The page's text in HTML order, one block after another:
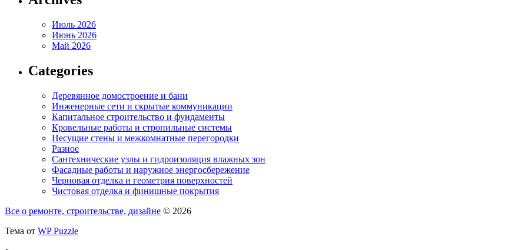
Июль 2026
Июнь 2026
Май 2026
Categories
Деревянное домостроение и бани
Инженерные сети и скрытые коммуникации
Капитальное строительство и фундаменты
Кровельные работы и стропильные системы
Несущие стены и межкомнатные перегородки
Разное
Сантехнические узлы и гидроизоляция влажных зон
Фасадные работы и наружное энергосбережение
Черновая отделка и геометрия поверхностей
Чистовая отделка и финишные покрытия
Все о ремонте, строительстве, дизайне © 2026
Тема от WP Puzzle